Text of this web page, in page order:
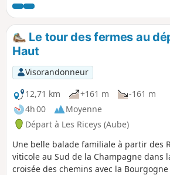
Bar-sur-Aube et prend de multiples
visages : coteaux de vignes, plateaux et
sommets boisés, grandes étendues
herbagées ou cultivées participant à sa
diversité. Des rives de l’Aube, cap sur
celles du Landion qui borde le parc
d’attractions de Nigloland. Immanquable
avec ses manèges dont les plus hauts
émergent des cimes des arbres. Le
paysage de collines calcaires s’estompe
pour laisser place à la plaine argileuse
quand on approche d’Amance,
connue pour ses tuileries-poteries-
briqueteries. Le village a donné son
Le tour des fermes au
Haut
Visorandonneur
12,71 km
+161 m
-161 m
4h 00
Moyenne
Départ à Les Riceys (Aube)
Une belle balade familiale à partir des
viticole au Sud de la Champagne dans
croisée des chemins avec la